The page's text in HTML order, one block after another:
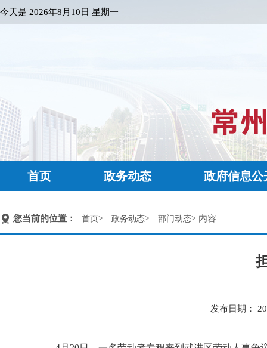
今天是 2026年8月10日 星期一
首页 政务动态 政府信息公
您当前的位置： 首页> 政务动态> 部门动态> 内容
发布日期：